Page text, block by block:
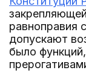
равноправия
допускают
было